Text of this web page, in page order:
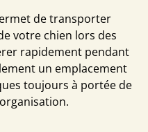
de transporter
votre chien lors des
rapidement pendant
un emplacement
toujours à portée de